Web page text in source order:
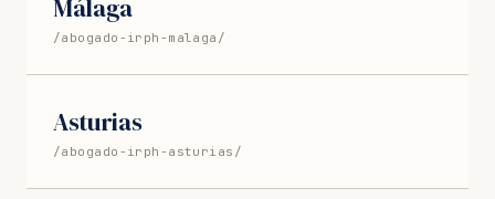
Málaga
/abogado-irph-malaga/
Asturias
/abogado-irph-asturias/